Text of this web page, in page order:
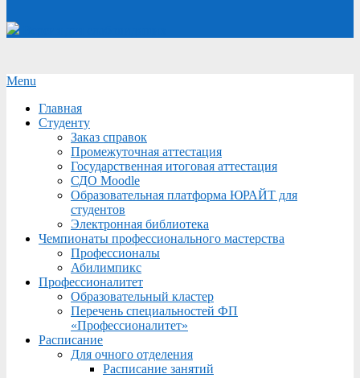
Secondary
Menu
Menu
Главная
Студенту
Заказ справок
Промежуточная аттестация
Государственная итоговая аттестация
СДО Moodle
Образовательная платформа ЮРАЙТ для
студентов
Электронная библиотека
Чемпионаты профессионального мастерства
Профессионалы
Абилимпикс
Профессионалитет
Образовательный кластер
Перечень специальностей ФП
«Профессионалитет»
Расписание
Для очного отделения
Расписание занятий